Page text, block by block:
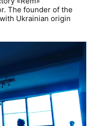
The founder of the
Ukrainian origin